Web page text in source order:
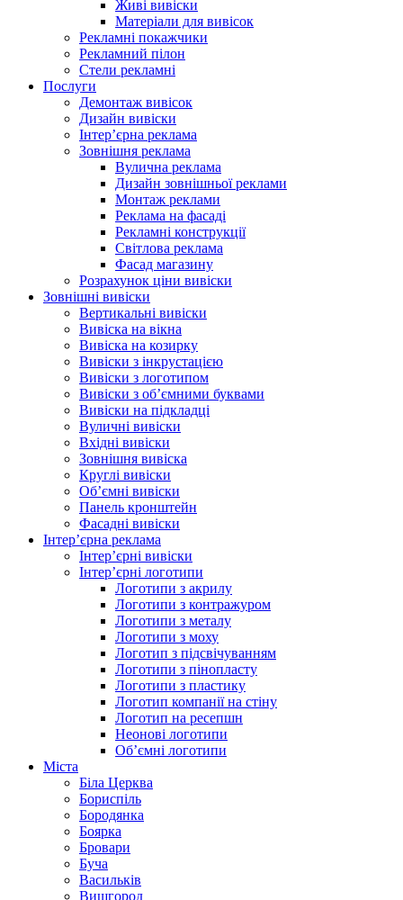
Живі вивіски
Матеріали для вивісок
Рекламні покажчики
Рекламний пілон
Стели рекламні
Послуги
Демонтаж вивісок
Дизайн вивіски
Інтер’єрна реклама
Зовнішня реклама
Вулична реклама
Дизайн зовнішньої реклами
Монтаж реклами
Реклама на фасаді
Рекламні конструкції
Світлова реклама
Фасад магазину
Розрахунок ціни вивіски
Зовнішні вивіски
Вертикальні вивіски
Вивіска на вікна
Вивіска на козирку
Вивіски з інкрустацією
Вивіски з логотипом
Вивіски з об’ємними буквами
Вивіски на підкладці
Вуличні вивіски
Вхідні вивіски
Зовнішня вивіска
Круглі вивіски
Об’ємні вивіски
Панель кронштейн
Фасадні вивіски
Інтер’єрна реклама
Інтер’єрні вивіски
Інтер’єрні логотипи
Логотипи з акрилу
Логотипи з контражуром
Логотипи з металу
Логотипи з моху
Логотип з підсвічуванням
Логотипи з пінопласту
Логотипи з пластику
Логотип компанії на стіну
Логотип на ресепшн
Неонові логотипи
Об’ємні логотипи
Міста
Біла Церква
Бориспіль
Бородянка
Боярка
Бровари
Буча
Васильків
Вишгород